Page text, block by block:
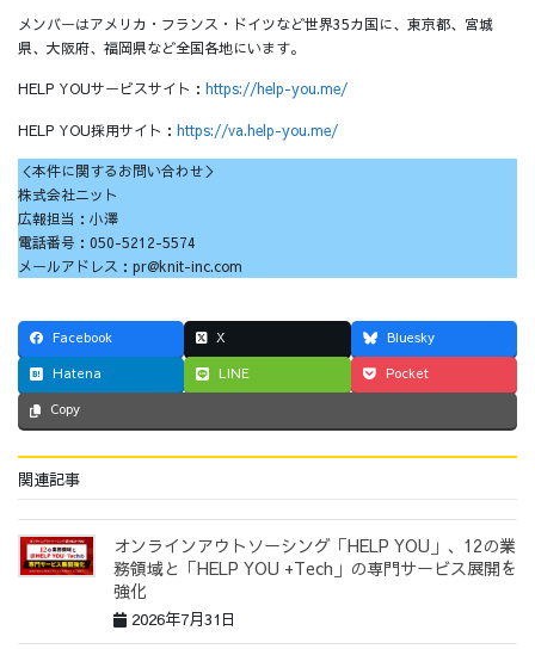
メンバーはアメリカ・フランス・ドイツなど世界35カ国に、東京都、宮城
県、大阪府、福岡県など全国各地にいます。
HELP YOUサービスサイト： https://help-you.me/
HELP YOU採用サイト： https://va.help-you.me/
＜本件に関するお問い合わせ＞
株式会社ニット
広報担当：小澤
電話番号：050-5212-5574
メールアドレス：pr@knit-inc.com
Facebook X
Bluesky
Hatena
LINE Pocket
Copy
関連記事
オンラインアウトソーシング「HELP YOU」、12の業
務領域と「HELP YOU +Tech」の専門サービス展開を
強化
2026年7月31日